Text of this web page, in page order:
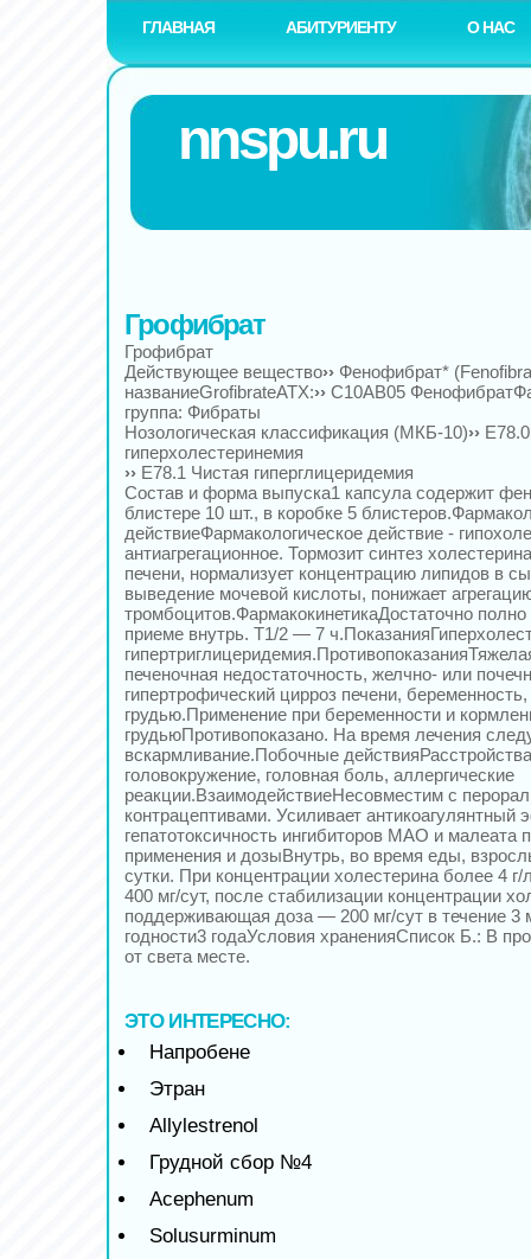
ГЛАВНАЯ АБИТУРИЕНТУ О НАС
nnspu.ru
Грофибрат
Грофибрат
Действующее вещество›› Фенофибрат*
названиеGrofibrateАТХ:›› C10AB05
группа: Фибраты
Нозологическая классификация (МКБ-10)››
гиперхолестеринемия
›› E78.1 Чистая гиперглицеридемия
Состав и форма выпуска1 капсула содержит
блистере 10 шт., в коробке 5
действиеФармакологическое действие -
антиагрегационное. Тормозит синтез
печени, нормализует концентрацию липидов в
выведение мочевой кислоты, понижает
тромбоцитов.ФармакокинетикаДостаточно
приеме внутрь. Т1/2 — 7
печеночная недостаточность, желчно- или
гипертрофический цирроз печени,
грудью.Применение при беременности и
грудьюПротивопоказано. На время лечения
вскармливание.Побочные
головокружение, головная боль, аллергические
реакции.ВзаимодействиеНесовместим с
контрацептивами. Усиливает антикоагулянтный
гепатотоксичность ингибиторов МАО и малеата
применения и дозыВнутрь, во время еды,
сутки. При концентрации холестерина более 4
400 мг/сут, после стабилизации концентрации
поддерживающая доза — 200 мг/сут в течение 3
годности3 годаУсловия храненияСписок Б.: В
от света месте.
ЭТО ИНТЕРЕСНО:
Напробене
Этран
Allylestrenol
Грудной сбор №4
Acephenum
Solusurminum